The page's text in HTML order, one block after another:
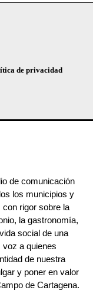
de privacidad
de comunicación
los municipios y
rigor sobre la
la gastronomía,
social de una
voz a quienes
de nuestra
y poner en valor
de Cartagena.